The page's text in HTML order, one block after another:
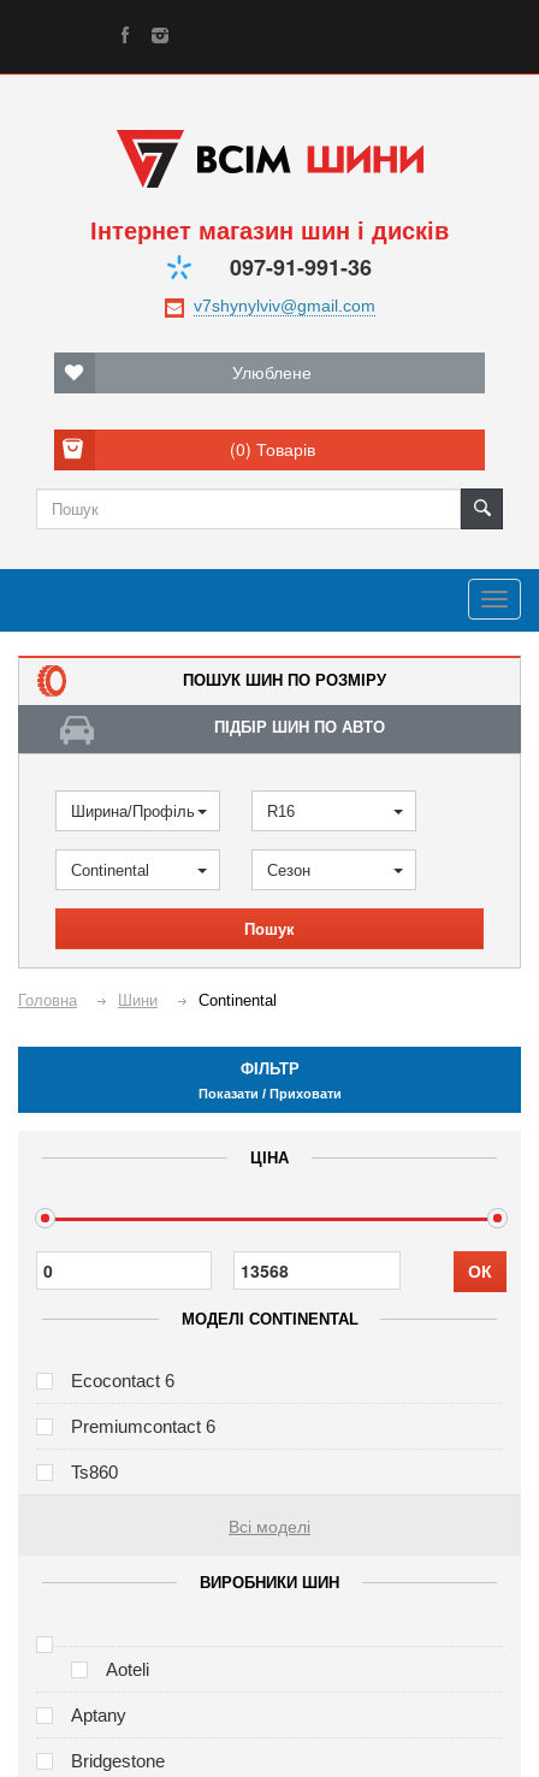
Інтернет магазин шин і дисків
097-91-991-36
Улюблене
(0) Товарів
ПОШУК ШИН ПО РОЗМІРУ
ПІДБІР ШИН ПО АВТО
Ширина/Профіль R16
Continental Сезон
Пошук
Головна Шини Continental
ФІЛЬТР
Показати / Приховати
ЦІНА
ОК
МОДЕЛІ CONTINENTAL
Ecocontact 6
Premiumcontact 6
Ts860
Всі моделі
ВИРОБНИКИ ШИН
Aoteli
Aptany
Bridgestone